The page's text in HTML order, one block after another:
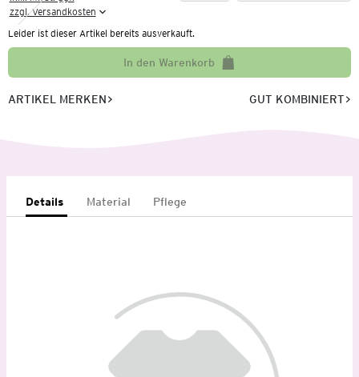
zzgl. Versandkosten
Leider ist dieser Artikel bereits ausverkauft.
In den Warenkorb
ARTIKEL MERKEN GUT KOMBINIERT
Details Material Pflege